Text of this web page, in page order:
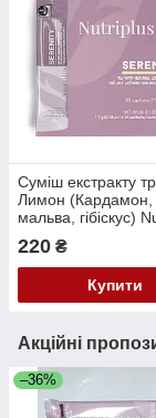
Суміш екстракту
Лимон (Кардамон,
мальва, гібіскус)
220 ₴
Купити
Акційні
–36%